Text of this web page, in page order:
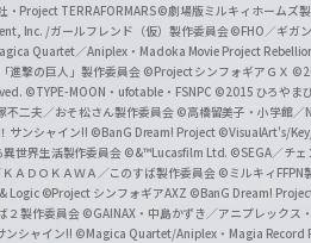
Project TERRAFORMARS©劇場版ミルキィホームズ
Inc. /ガールフレンド（仮）製作委員会©FHO／ギガ
Quartet／Aniplex・Madoka Movie Project
進撃の巨人」製作委員会 ©Project シンフォギアＧＸ
©TYPE-MOON・ufotable・FSNPC ©2015 ひろやま
不二夫／おそ松さん製作委員会 ©高橋留美子・小学館／
サンシャイン!! ©BanG Dream! Project ©VisualArt's/
世界生活製作委員会 ©&™Lucasfilm Ltd. ©SEGA／チェ
ＡＤＯＫＡＷＡ／このすば製作委員会 ©ミルキィFFPN
Logic ©Project シンフォギアAXZ ©BanG Dream!
２製作委員会 ©GAINAX・中島かずき／アニプレックス
ンシャイン!! ©Magica Quartet/Aniplex・Magia Record